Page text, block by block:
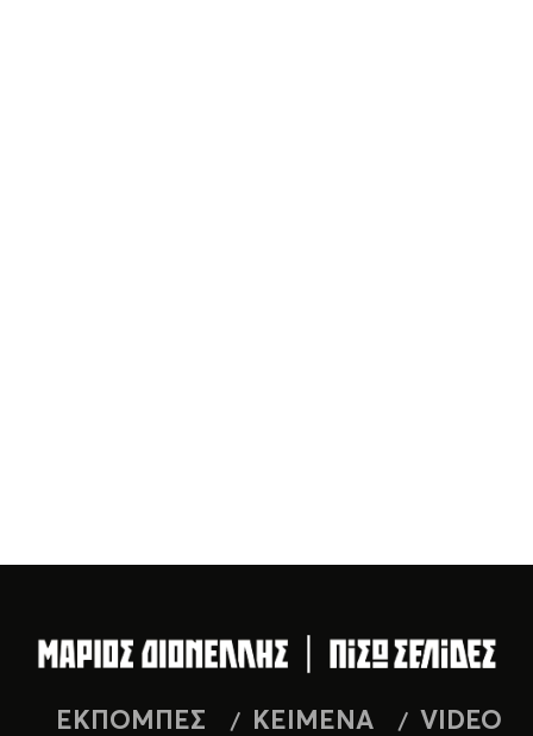
ΕΚΠΟΜΠΕΣ ΚΕΙΜΕΝΑ
VIDEO